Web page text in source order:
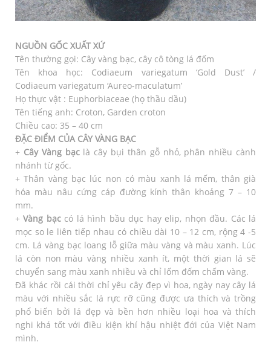
NGUỒN GỐC XUẤT XỨ
Tên thường gọi: Cây vàng bạc, cây cô tòng lá đốm
Tên khoa học: Codiaeum variegatum ‘Gold Dust’ /
Codiaeum variegatum ‘Aureo-maculatum’
Họ thực vật : Euphorbiaceae (họ thầu dầu)
Tên tiếng anh: Croton, Garden croton
Chiều cao: 35 – 40 cm
ĐẶC ĐIỂM CỦA CÂY VÀNG BẠC
+ Cây Vàng bạclà cây bụi thân gỗ nhỏ, phân nhiều cành
nhánh từ gốc.
+ Thân vàng bạc lúc non có màu xanh lá mếm, thân già
hóa màu nâu cứng cáp đường kính thân khoảng 7 – 10
mm.
+Vàng bạccó lá hình bầu dục hay elip, nhọn đầu. Các lá
mọc so le liên tiếp nhau có chiều dài 10 – 12 cm, rộng 4 -5
cm. Lá vàng bạc loang lỗ giữa màu vàng và màu xanh. Lúc
lá còn non màu vàng nhiều xanh ít, một thời gian lá sẽ
chuyển sang màu xanh nhiều và chỉ lốm đốm chấm vàng.
Đã khác rồi cái thời chỉ yêu cây đẹp vì hoa, ngày nay cây lá
màu với nhiều sắc lá rực rỡ cũng được ưa thích và trồng
phổ biến bởi lá đẹp và bền hơn nhiều loại hoa và thích
nghi khá tốt với điều kiện khí hậu nhiệt đới của Việt Nam
mình.